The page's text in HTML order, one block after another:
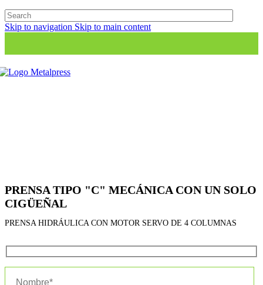
Skip to navigation Skip to main content
PRENSA TIPO "C" MECÁNICA CON UN SOLO
CIGÜEÑAL
PRENSA HIDRÁULICA CON MOTOR SERVO DE 4 COLUMNAS